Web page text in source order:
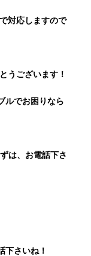
で対応しますので
うございます！
ルでお困りなら
は、お電話下さ
さいね！